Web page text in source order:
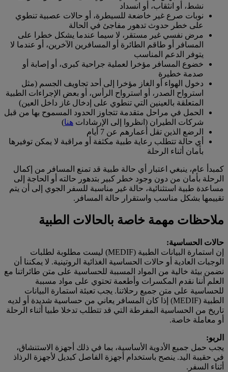
نشط، أو انثقاب، أو انسداد
نوبات صرع غير خاضعة للسيطرة، أو حالات عصبية تنطوي
على خطر حدوث تدهور مفاجئ في الحالة
مرض نفسي غير مستقر، لا سيما عندما يشكل خطرا على
المسافر أو طاقم الطائرة أو المسافرين الآخرين، أو عندما لا
يتوفر الدعم المناسب
خضوع المسافر مؤخرا لعملية جراحية كبرى، أو إصابة أو
صدمة خطيرة
دخول الهواء أو الغاز مؤخرا إلى أحد تجاويف الجسم (مثل
استرواح الصدر، أو استرواح الرأس، أو بعض الإجراءات الطبية
المتعلقة بالعينين التي تنطوي على إدخال غاز داخل العين)
الحمل في مراحل متقدمة تتجاوز الحدود المسموح بها من قبل
شركات الطيران (انظروا إلى الإرشادات هنا)
الرضع الذين تقل أعمارهم عن 7 أيام
أي حالة تتطلب رعاية طبية مكثفة أو مراقبة لا يمكن توفيرها
بأمان أثناء الرحلة
كمبدأ عام، ينبغي اعتبار أي حالة طبية قد تمنع المسافر من إكمال
الرحلة بأمان من دون وجود خطر كبير بتدهور حالته أو الحاجة إلى
مساعدة طبية استثنائية، حالة غير مناسبة للسفر الجوي إلى أن يتم
تقييمها بشكل مناسب واستقرار حالة المسافر.
ملاحظات مهمة خاصة بالحالات الطبية
حالات الحساسية:
إن استمارة البيانات الطبية (MEDIF) ليست مطلوبة لطلبات
الوجبات العادية أو حالات الحساسية الغذائية الروتينية. لا يمكننا أن
نضمن بيئة خالية من المواد المسببة للحساسية على متن طائراتنا مع
العلم أننا نقدم المكسرات وأطعمة تحتوي على مواد مسببة
للحساسية على متن جميع رحلاتنا. يجب تعبئة استمارة البيانات
الطبية (MEDIF) إذا كان المسافر يعاني من حساسية شديدة أو لديه
تاريخ من الحساسية المفرطة التي قد تتطلب تدخلا طبيا أثناء الرحلة
أو معاملة خاصة.
الربو:
يجب حمل جميع الأدوية الأساسية، بما في ذلك أجهزة الاستنشاق،
في حقيبة اليد. ينصح باستخدام أجهزة الفاصل كبديل لأجهزة الرذاذ
أثناء السفر.